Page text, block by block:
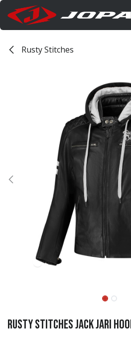
Overslaan naar inhoud
Rusty Stitches
Rusty Stitches Jack JARI